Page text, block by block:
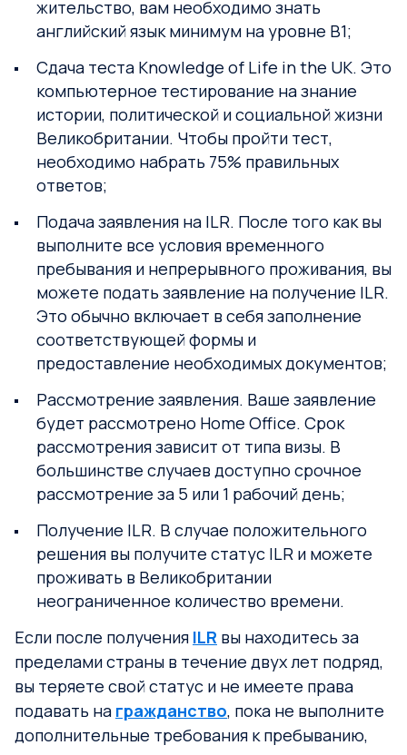
жительство, вам необходимо знать
английский язык минимум на уровне B1;
Сдача теста Knowledge of Life in the UK. Это
компьютерное тестирование на знание
истории, политической и социальной жизни
Великобритании. Чтобы пройти тест,
необходимо набрать 75% правильных
ответов;
Подача заявления на ILR. После того как вы
выполните все условия временного
пребывания и непрерывного проживания, вы
можете подать заявление на получение ILR.
Это обычно включает в себя заполнение
соответствующей формы и
предоставление необходимых документов;
Рассмотрение заявления. Ваше заявление
будет рассмотрено Home Office. Срок
рассмотрения зависит от типа визы. В
большинстве случаев доступно срочное
рассмотрение за 5 или 1 рабочий день;
Получение ILR. В случае положительного
решения вы получите статус ILR и можете
проживать в Великобритании
неограниченное количество времени.
Если после получения ILR вы находитесь за
пределами страны в течение двух лет подряд,
вы теряете свой статус и не имеете права
подавать на гражданство, пока не выполните
дополнительные требования к пребыванию,